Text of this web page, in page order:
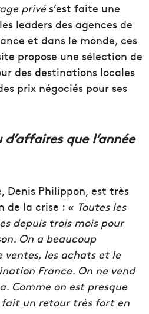
privés’est faite une
leaders des agences de
et dans le monde, ces
propose une sélection de
des destinations locales
prix négociés pour ses
que l’année
Denis Philippon, est très
de la crise : « Toutes les
depuis trois mois pour
On a beaucoup
ventes, les achats et le
France. On ne vend
Comme on est presque
fait un retour très fort en